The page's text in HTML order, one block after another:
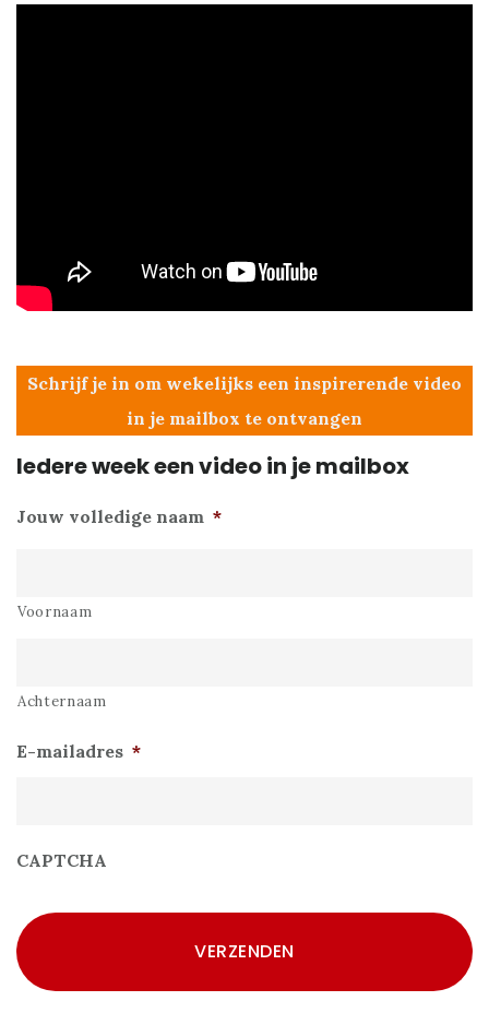
Schrijf je in om wekelijks een inspirerende video
in je mailbox te ontvangen
Iedere week een video in je mailbox
Jouw volledige naam *
Voornaam
Achternaam
E-mailadres *
CAPTCHA